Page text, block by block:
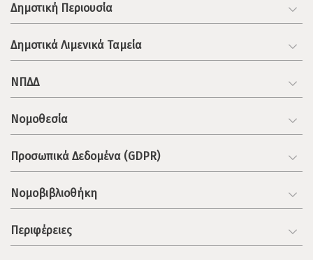
Δημοτική Περιουσία
Δημοτικά Λιμενικά Ταμεία
ΝΠΔΔ
Νομοθεσία
Προσωπικά Δεδομένα (GDPR)
Νομοβιβλιοθήκη
Περιφέρειες